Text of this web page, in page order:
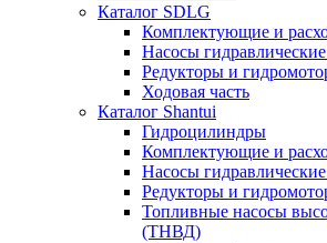
Каталог SDLG
Комплектующие и
Насосы
Редукторы и
Ходовая часть
Каталог Shantui
Гидроцилиндры
Комплектующие и
Насосы
Редукторы и
Топливные насосы
(ТНВД)